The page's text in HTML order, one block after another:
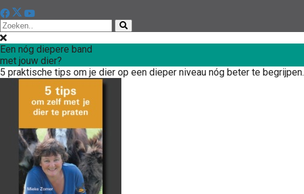
Een nóg diepere band
met jouw dier?
5 praktische tips om je dier op een dieper niveau nóg beter te begrijpen.